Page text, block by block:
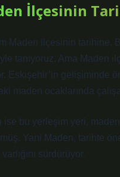
İlçesinin
Maden ilçesinin tarihine.
tanıyoruz. Ama Maden
Eskişehir’in gelişiminde
maden ocaklarında
ise bu yerleşim yeri,
Yani Maden, tarihte
sürdürüyor.